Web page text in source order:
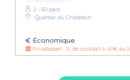
2 - 60 pers.
Quartier du Châtelain
€ Économique
Privateaser : 1L de cocktail à 40€ au